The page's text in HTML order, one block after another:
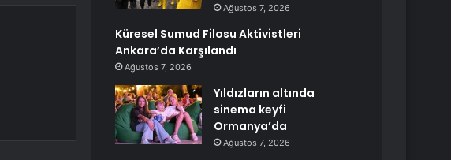
Ağustos 7, 2026
Küresel Sumud Filosu Aktivistleri
Ankara’da Karşılandı
Ağustos 7, 2026
Yıldızların altında
sinema keyfi
Ormanya’da
Ağustos 7, 2026